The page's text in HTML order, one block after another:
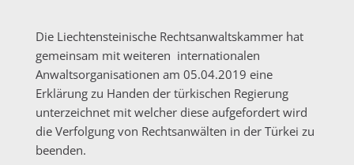
Die Liechtensteinische Rechtsanwaltskammer hat
gemeinsam mit weiteren internationalen
Anwaltsorganisationen am 05.04.2019 eine
Erklärung zu Handen der türkischen Regierung
unterzeichnet mit welcher diese aufgefordert wird
die Verfolgung von Rechtsanwälten in der Türkei zu
beenden.